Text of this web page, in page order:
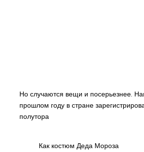
Но случаются вещи и посерьезнее.
прошлом году в стране
полутора
Как костюм Деда Мороза